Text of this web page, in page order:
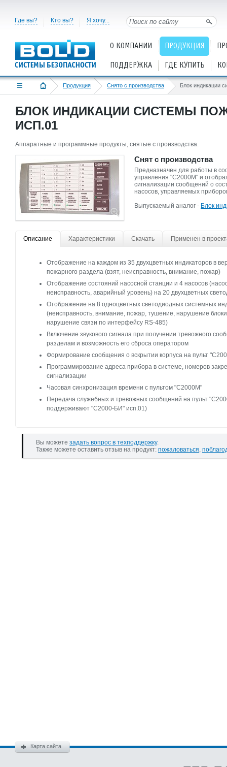
Где вы? Кто вы? Я хочу...
О КОМПАНИИ ПРОДУКЦИЯ
ПОДДЕРЖКА ГДЕ КУПИТЬ
Продукция Снято с производства
БЛОК ИНДИКАЦИИ СИСТЕМЫ
ИСП.01
Аппаратные и программные продукты, снятые с производства.
Снят с производства
Предназначен для работы в
управления "С2000М" и
сигнализации сообщений о
насосов, управляемых
Выпускаемый аналог - Блок
Описание Характеристики Скачать Применен в
Отображение на каждом из 35 двухцветных индикаторов в
пожарного раздела (взят, неисправность, внимание, пожар)
Отображение состояний насосной станции и 4 насосов
неисправность, аварийный уровень) на 20 двухцветных
Отображение на 8 одноцветных светодиодных системных
(неисправность, внимание, пожар, тушение, нарушение
нарушение связи по интерфейсу RS-485)
Включение звукового сигнала при получении тревожного
разделам и возможность его сброса оператором
Формирование сообщения о вскрытии корпуса на пульт
Программирование адреса прибора в системе, номеров
сигнализации
Часовая синхронизация времени с пультом "С2000M"
Передача служебных и тревожных сообщений на пульт
поддерживают "С2000-БИ" исп.01)
Вы можете задать вопрос в техподдержку.
Также можете оставить отзыв на продукт: пожаловаться,
Карта сайта